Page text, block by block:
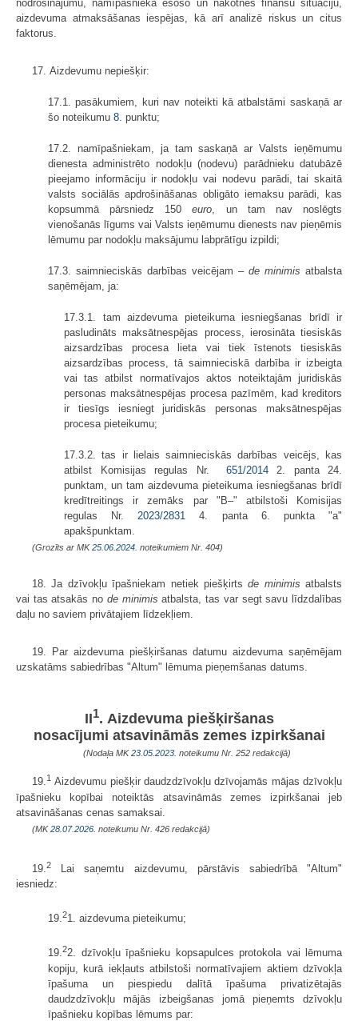
nodrošinājumu, namīpašnieka esošo un nākotnes finanšu situāciju,
aizdevuma atmaksāšanas iespējas, kā arī analizē riskus un citus
faktorus.
17. Aizdevumu nepiešķir:
17.1. pasākumiem, kuri nav noteikti kā atbalstāmi saskaņā ar
šo noteikumu 8. punktu;
17.2. namīpašniekam, ja tam saskaņā ar Valsts ieņēmumu
dienesta administrēto nodokļu (nodevu) parādnieku datubāzē
pieejamo informāciju ir nodokļu vai nodevu parādi, tai skaitā
valsts sociālās apdrošināšanas obligāto iemaksu parādi, kas
kopsummā pārsniedz 150euro , un tam nav noslēgts
vienošanās līgums vai Valsts ieņēmumu dienests nav pieņēmis
lēmumu par nodokļu maksājumu labprātīgu izpildi;
17.3. saimnieciskās darbības veicējam – de minimis atbalsta
saņēmējam, ja:
17.3.1. tam aizdevuma pieteikuma iesniegšanas brīdī ir
pasludināts maksātnespējas process, ierosināta tiesiskās
aizsardzības procesa lieta vai tiek īstenots tiesiskās
aizsardzības process, tā saimnieciskā darbība ir izbeigta
vai tas atbilst normatīvajos aktos noteiktajām juridiskās
personas maksātnespējas procesa pazīmēm, kad kreditors
ir tiesīgs iesniegt juridiskās personas maksātnespējas
procesa pieteikumu;
17.3.2. tas ir lielais saimnieciskās darbības veicējs, kas
atbilst Komisijas regulas Nr.
651/20142. panta 24.
punktam, un tam aizdevuma pieteikuma iesniegšanas brīdī
kredītreitings ir zemāks par "B–" atbilstoši Komisijas
regulas Nr. 2023/2831
4. panta 6. punkta "a"
apakšpunktam.
(Grozīts ar MK25.06.2024. noteikumiem Nr. 404)
18. Ja dzīvokļu īpašniekam netiek piešķirtsde minimis atbalsts
vai tas atsakās no de minimis atbalsta, tas var segt savu līdzdalības
daļu no saviem privātajiem līdzekļiem.
19. Par aizdevuma piešķiršanas datumu aizdevuma saņēmējam
uzskatāms sabiedrības "Altum" lēmuma pieņemšanas datums.
II1. Aizdevuma piešķiršanas
nosacījumi atsavināmās zemes izpirkšanai
(Nodaļa MK23.05.2023. noteikumu Nr. 252 redakcijā)
19.1 Aizdevumu piešķir daudzdzīvokļu dzīvojamās mājas dzīvokļu
īpašnieku kopībai noteiktās atsavināmās zemes izpirkšanai jeb
atsavināšanas cenas samaksai.
(MK28.07.2026. noteikumu Nr. 426 redakcijā)
19. 2
Lai saņemtu aizdevumu, pārstāvis sabiedrībā "Altum"
iesniedz:
19.21. aizdevuma pieteikumu;
19.22. dzīvokļu īpašnieku kopsapulces protokola vai lēmuma
kopiju, kurā iekļauts atbilstoši normatīvajiem aktiem dzīvokļa
īpašuma un piespiedu dalītā īpašuma privatizētajās
daudzdzīvokļu mājās izbeigšanas jomā pieņemts dzīvokļu
īpašnieku kopības lēmums par: